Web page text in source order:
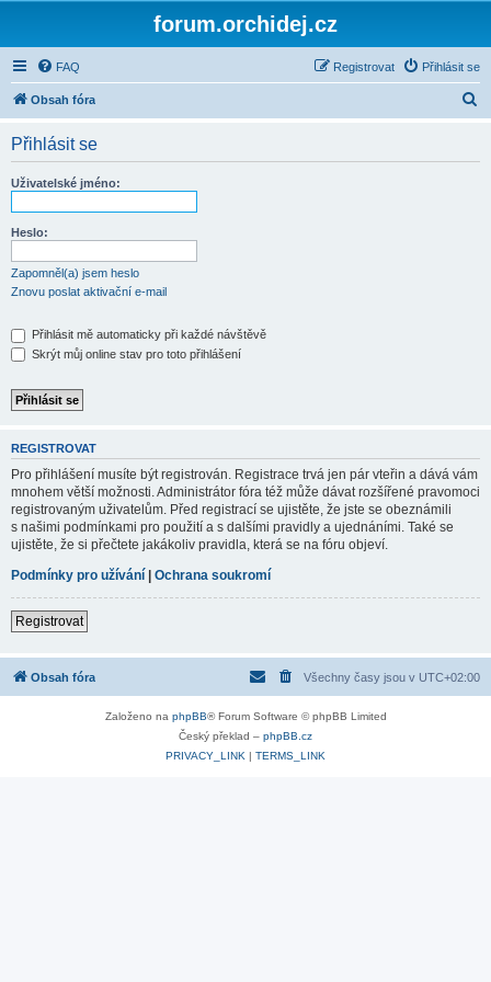
forum.orchidej.cz
FAQ Přihlásit se
Registrovat
Obsah fóra
Přihlásit se
Uživatelské jméno:
Heslo:
Zapomněl(a) jsem heslo
Znovu poslat aktivační e-mail
Přihlásit mě automaticky při každé návštěvě
Skrýt můj online stav pro toto přihlášení
REGISTROVAT
Pro přihlášení musíte být registrován. Registrace trvá jen pár vteřin a dává vám
mnohem větší možnosti. Administrátor fóra též může dávat rozšířené pravomoci
registrovaným uživatelům. Před registrací se ujistěte, že jste se obeznámili
s našimi podmínkami pro použití a s dalšími pravidly a ujednáními. Také se
ujistěte, že si přečtete jakákoliv pravidla, která se na fóru objeví.
Podmínky pro užívání | Ochrana soukromí
Registrovat
Obsah fóra Všechny časy jsou v UTC+02:00
Založeno na phpBB® Forum Software © phpBB Limited
Český překlad – phpBB.cz
PRIVACY_LINK | TERMS_LINK